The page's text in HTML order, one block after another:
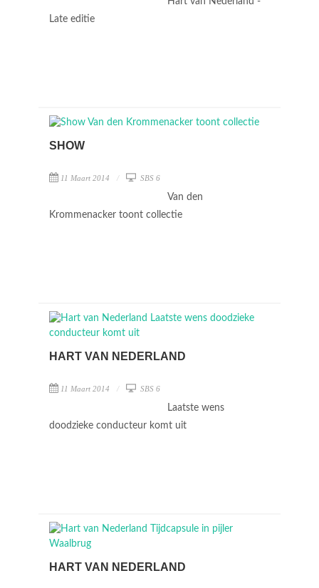
Late editie
SHOW
11 Maart 2014 SBS 6
Van den
Krommenacker toont collectie
HART VAN NEDERLAND
11 Maart 2014 SBS 6
Laatste wens
doodzieke conducteur komt uit
HART VAN NEDERLAND